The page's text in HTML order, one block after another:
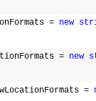
= new
= new
=